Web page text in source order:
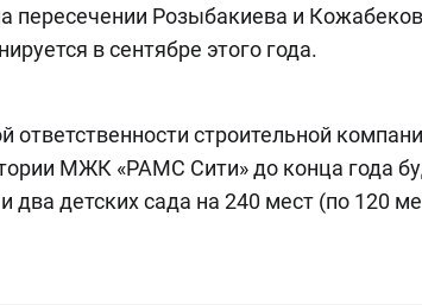
пересечении Розыбакиева и
в сентябре этого года.
ответственности строительной
МЖК «РАМС Сити» до конца года
два детских сада на 240 мест (по 120